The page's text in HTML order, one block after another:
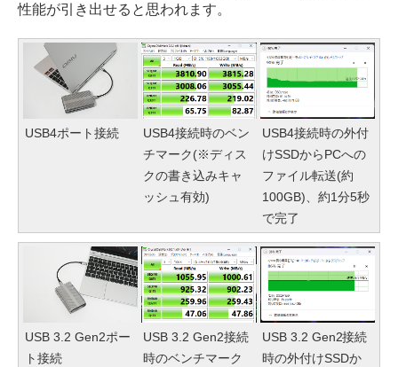
性能が引き出せると思われます。
USB4ポート接続
USB4接続時のベン
チマーク(※ディス
クの書き込みキャ
ッシュ有効)
USB4接続時の外付
けSSDからPCへの
ファイル転送(約
100GB)、約1分5秒
で完了
USB 3.2 Gen2ポー
ト接続
USB 3.2 Gen2接続
時のベンチマーク
USB 3.2 Gen2接続
時の外付けSSDか